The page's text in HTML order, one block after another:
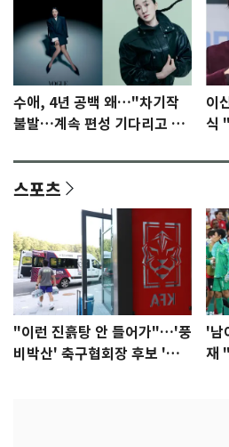
수애, 4년 공백 왜…"차기작
불발…계속 편성 기다리고 있
이
식
스포츠
"이런 진흙탕 안 들어가"…'풍
비박산' 축구협회장 후보 '실
'남
재